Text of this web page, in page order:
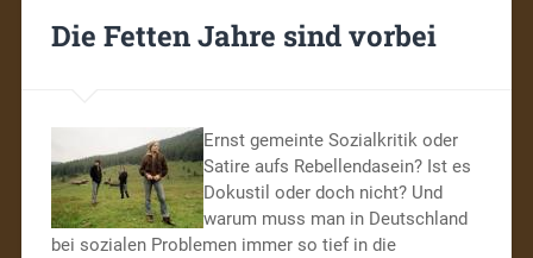
Die Fetten Jahre sind vorbei
Ernst gemeinte Sozialkritik oder
Satire aufs Rebellendasein? Ist es
Dokustil oder doch nicht? Und
warum muss man in Deutschland
bei sozialen Problemen immer so tief in die